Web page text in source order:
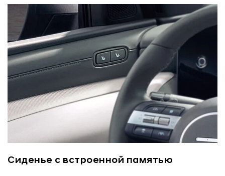
Сиденье с встроенной памятью